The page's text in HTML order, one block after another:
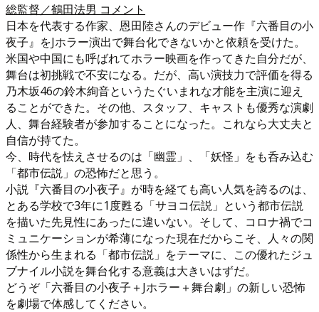
総監督／鶴田法男 コメント
日本を代表する作家、恩田陸さんのデビュー作『六番目の小
夜子』をJホラー演出で舞台化できないかと依頼を受けた。
米国や中国にも呼ばれてホラー映画を作ってきた自分だが、
舞台は初挑戦で不安になる。だが、高い演技力で評価を得る
乃木坂46の鈴木絢音というたぐいまれな才能を主演に迎え
ることができた。その他、スタッフ、キャストも優秀な演劇
人、舞台経験者が参加することになった。これなら大丈夫と
自信が持てた。
今、時代を怯えさせるのは「幽霊」、「妖怪」をも呑み込む
「都市伝説」の恐怖だと思う。
小説『六番目の小夜子』が時を経ても高い人気を誇るのは、
とある学校で3年に1度甦る「サヨコ伝説」という都市伝説
を描いた先見性にあったに違いない。そして、コロナ禍でコ
ミュニケーションが希薄になった現在だからこそ、人々の関
係性から生まれる「都市伝説」をテーマに、この優れたジュ
ブナイル小説を舞台化する意義は大きいはずだ。
どうぞ「六番目の小夜子＋Jホラー＋舞台劇」の新しい恐怖
を劇場で体感してください。